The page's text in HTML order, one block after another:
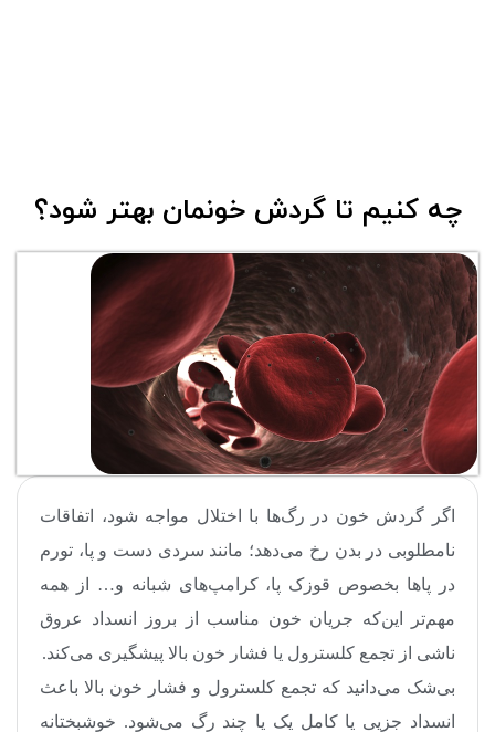
چه کنیم تا گردش خونمان بهتر شود؟
اگر گردش خون در رگ‌ها با اختلال مواجه شود، اتفاقات
نامطلوبی در بدن رخ می‌دهد؛ مانند سردی دست و پا، تورم
در پاها بخصوص قوزک پا، کرامپ‌های شبانه و… از همه
مهم‌تر این‌که جریان خون مناسب از بروز انسداد عروق
ناشی از تجمع کلسترول یا فشار خون بالا پیشگیری می‌کند.
بی‌شک می‌دانید که تجمع کلسترول و فشار خون بالا باعث
انسداد جزیی یا کامل یک یا چند رگ می‌شود. خوشبختانه